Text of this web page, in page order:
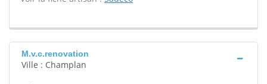
M.v.c.renovation
Ville : Champlan